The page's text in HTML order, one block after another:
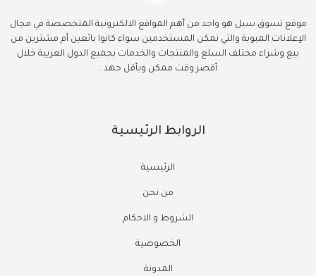
موقع تسوق سيل هو واحد من أهم المواقع الالكترونية المتخصصة في مجال
الإعلانات المبوبة والتي تمكن المستخدمين سواء كانوا بائعين أم مشترين من
بيع وشراء مختلف السلع والمنتجات والخدمات بجميع الدول العربية خلال
أقصر وقت ممكن وبأقل جهد .
الروابط الرئيسية
الرئيسية
من نحن
الشروط و الاحكام
الخصوصية
المدونة